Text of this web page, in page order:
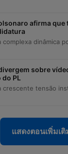
afirma que
sobre
PL
แสดงตอนเพิ่มเติ